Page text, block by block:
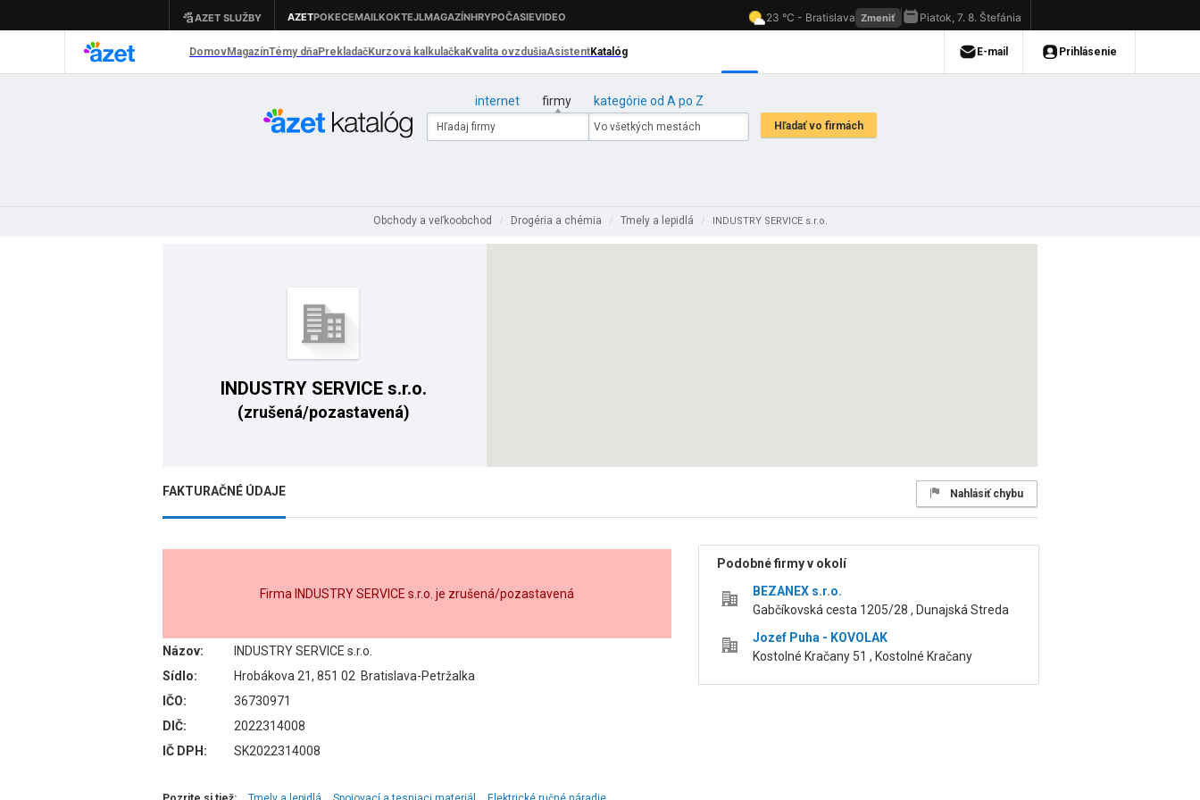
internet firmy kategórie od A po Z
Obchody a veľkoobchod / Drogéria a chémia / Tmely a lepidlá / INDUSTRY SERVICE s.r.o.
INDUSTRY SERVICE s.r.o.
(zrušená/pozastavená)
FAKTURAČNÉ ÚDAJE Nahlásiť chybu
Firma INDUSTRY SERVICE s.r.o. je zrušená/pozastavená
Názov:
INDUSTRY SERVICE s.r.o.
Sídlo:
Hrobákova 21, 851 02 Bratislava-Petržalka
IČO:
36730971
DIČ:
2022314008
IČ DPH:
SK2022314008
Podobné firmy v okolí
BEZANEX s.r.o.
Gabčíkovská cesta 1205/28 , Dunajská Streda
Jozef Puha - KOVOLAK
Kostolné Kračany 51 , Kostolné Kračany